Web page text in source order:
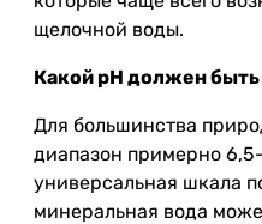
щелочной воды.
Какой pH должен
Для большинства
диапазон примерно
универсальная шкала
минеральная вода